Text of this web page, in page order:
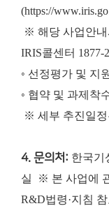
(https://
※ 해당 사업안내
IRIS콜센터 1877-
◦ 선정평가 및 지
◦ 협약 및 과제착
※ 세부 추진일정
4. 문의처: 한국기
실
※ 본 사업에
R&D법령·지침 참